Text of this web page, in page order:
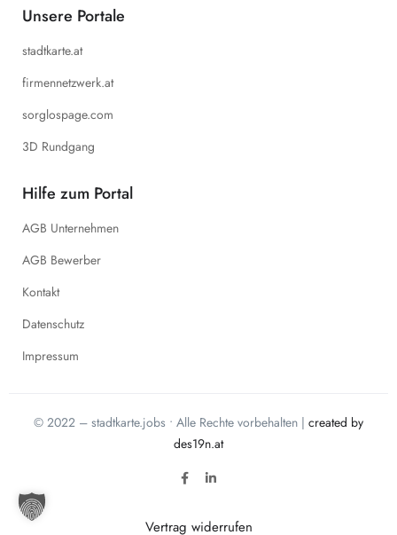
Unsere Portale
stadtkarte.at
firmennetzwerk.at
sorglospage.com
3D Rundgang
Hilfe zum Portal
AGB Unternehmen
AGB Bewerber
Kontakt
Datenschutz
Impressum
© 2022 – stadtkarte.jobs • Alle Rechte vorbehalten | created by
des19n.at
Vertrag widerrufen